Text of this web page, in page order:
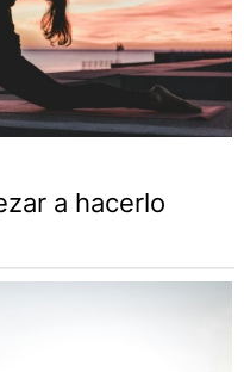
a hacerlo